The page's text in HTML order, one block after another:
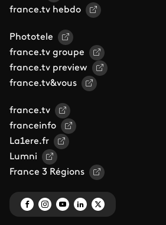
france.tv hebdo
Phototele
france.tv groupe
france.tv preview
france.tv&vous
france.tv
franceinfo
La1ere.fr
Lumni
France 3 Régions